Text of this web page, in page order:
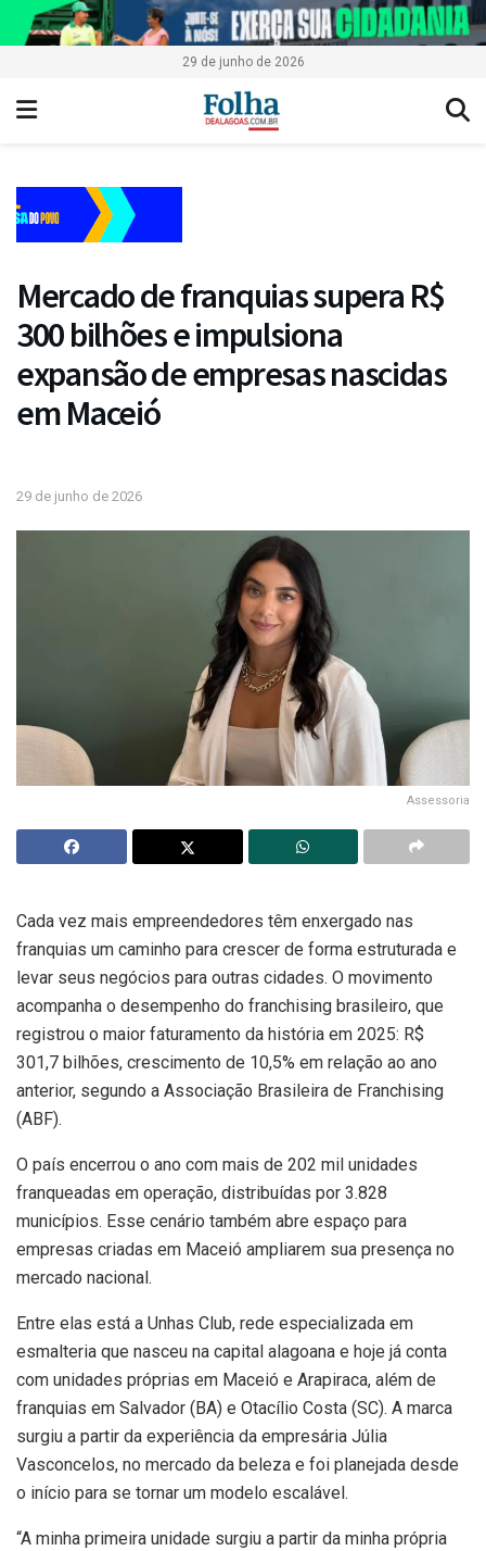
29 de junho de 2026
Mercado de franquias supera R$
300 bilhões e impulsiona
expansão de empresas nascidas
em Maceió
29 de junho de 2026
Assessoria
Cada vez mais empreendedores têm enxergado nas
franquias um caminho para crescer de forma estruturada e
levar seus negócios para outras cidades. O movimento
acompanha o desempenho do franchising brasileiro, que
registrou o maior faturamento da história em 2025: R$
301,7 bilhões, crescimento de 10,5% em relação ao ano
anterior, segundo a Associação Brasileira de Franchising
(ABF).
O país encerrou o ano com mais de 202 mil unidades
franqueadas em operação, distribuídas por 3.828
municípios. Esse cenário também abre espaço para
empresas criadas em Maceió ampliarem sua presença no
mercado nacional.
Entre elas está a Unhas Club, rede especializada em
esmalteria que nasceu na capital alagoana e hoje já conta
com unidades próprias em Maceió e Arapiraca, além de
franquias em Salvador (BA) e Otacílio Costa (SC). A marca
surgiu a partir da experiência da empresária Júlia
Vasconcelos, no mercado da beleza e foi planejada desde
o início para se tornar um modelo escalável.
“A minha primeira unidade surgiu a partir da minha própria